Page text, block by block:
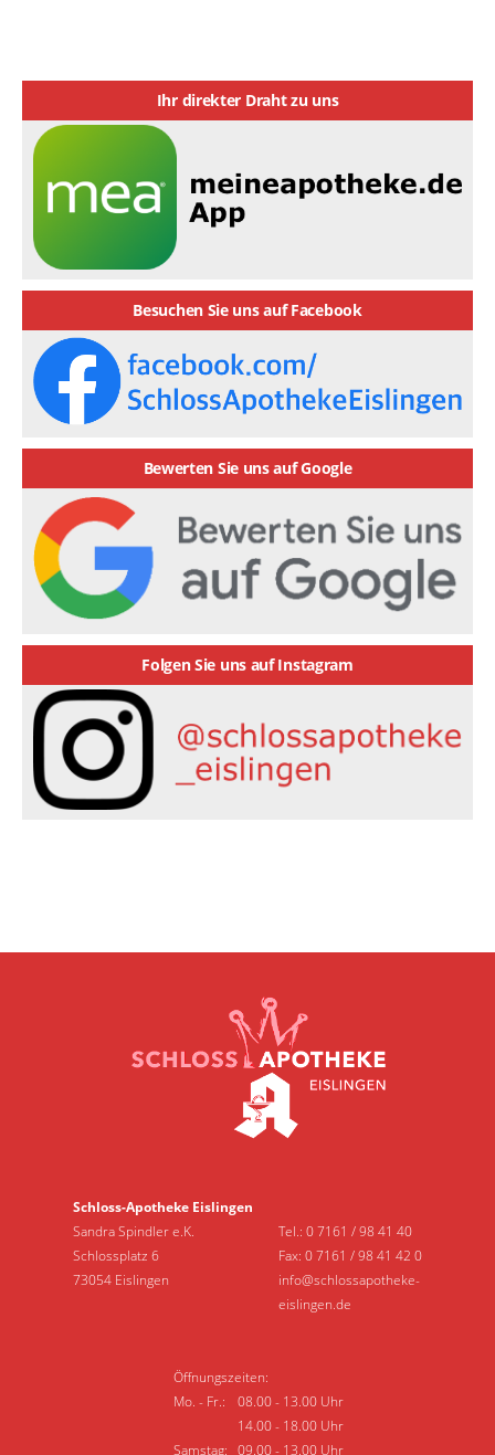
Ihr direkter Draht zu uns
Besuchen Sie uns auf Facebook
Bewerten Sie uns auf Google
Folgen Sie uns auf Instagram
Schloss-Apotheke Eislingen
Sandra Spindler e.K.
Schlossplatz 6
73054 Eislingen
Tel.: 0 7161 / 98 41 40
Fax: 0 7161 / 98 41 42 0
info@schlossapotheke-
eislingen.de
Öffnungszeiten:
Mo. - Fr.:
08.00 - 13.00 Uhr
14.00 - 18.00 Uhr
Samstag: 09.00 - 13.00 Uhr